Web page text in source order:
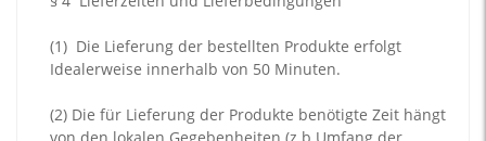
(1) Die Lieferung der bestellten Produkte erfolgt
Idealerweise innerhalb von 50 Minuten.
(2) Die für Lieferung der Produkte benötigte Zeit hängt